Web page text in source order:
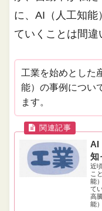
に、AI（人工知能
ていくことは間違
工業を始めとした
能）の事例につい
ます。
AI
知
近
こ
能
て
高
能